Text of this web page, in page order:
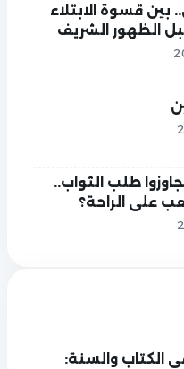
بين قسوة الابتلاء
الظهور الشريف
طلب الثواب..
على الراحة؟
الكتاب والسنة: